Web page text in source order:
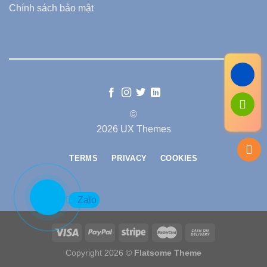
Chính sách bảo mật
©
2026 UX Themes
TERMS PRIVACY COOKIES
Copyright 2026 © Flatsome Theme
Zalo